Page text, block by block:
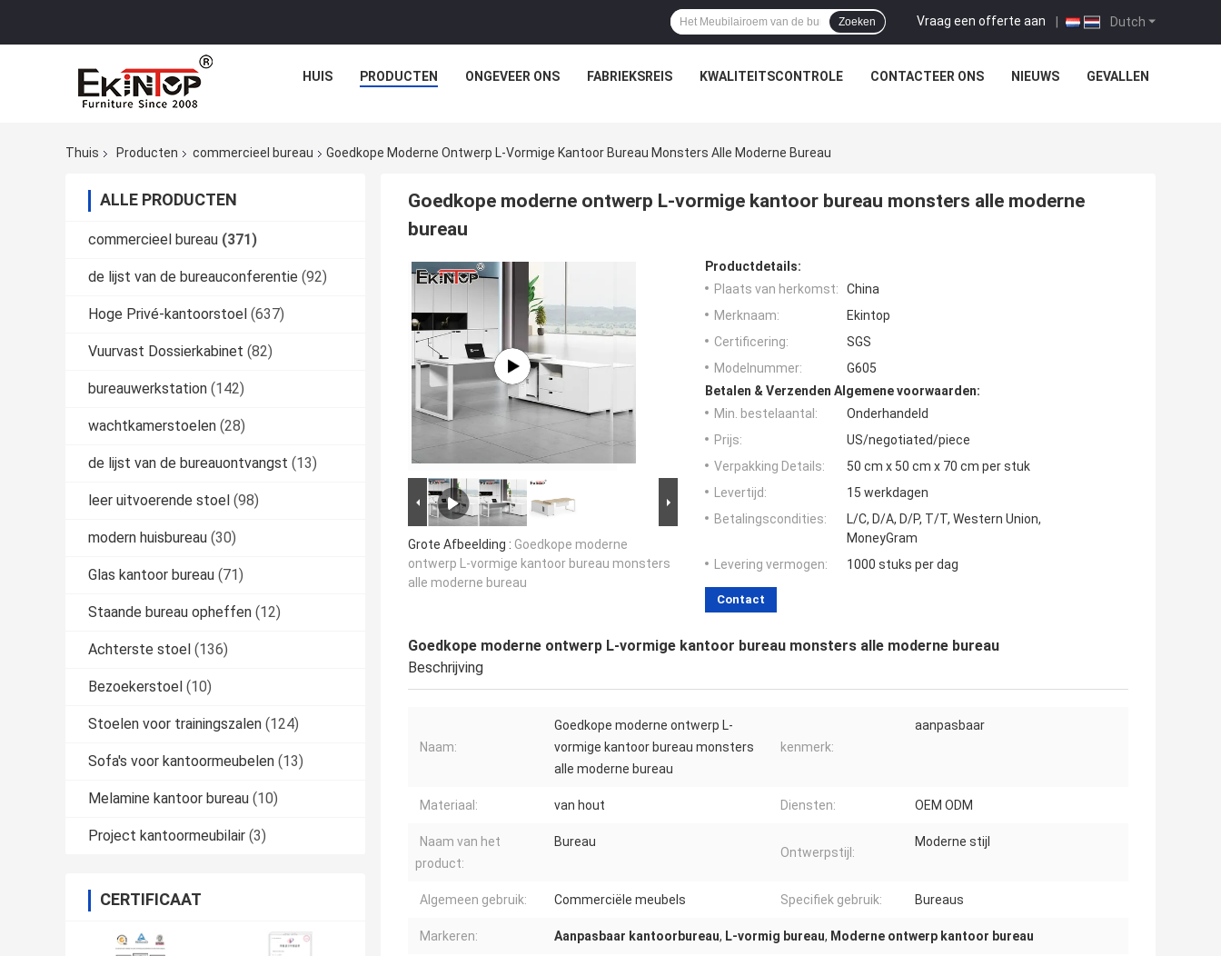
Dutch
Vraag een offerte aan |
Zoeken
HUIS PRODUCTEN ONGEVEER ONS FABRIEKSREIS KWALITEITSCONTROLE CONTACTEER ONS NIEUWS GEVALLEN
Thuis Producten commercieel bureau Goedkope Moderne Ontwerp L-Vormige Kantoor Bureau Monsters Alle Moderne Bureau
ALLE PRODUCTEN
commercieel bureau (371)
de lijst van de bureauconferentie (92)
Hoge Privé-kantoorstoel (637)
Vuurvast Dossierkabinet (82)
bureauwerkstation (142)
wachtkamerstoelen (28)
de lijst van de bureauontvangst (13)
leer uitvoerende stoel (98)
modern huisbureau (30)
Glas kantoor bureau (71)
Staande bureau opheffen (12)
Achterste stoel (136)
Bezoekerstoel (10)
Stoelen voor trainingszalen (124)
Sofa's voor kantoormeubelen (13)
Melamine kantoor bureau (10)
Project kantoormeubilair (3)
CERTIFICAAT
Goedkope moderne ontwerp L-vormige kantoor bureau monsters alle moderne
bureau
Grote Afbeelding : Goedkope moderne
ontwerp L-vormige kantoor bureau monsters
alle moderne bureau
Productdetails:
Plaats van herkomst:
China
Merknaam:
Ekintop
Certificering:
SGS
Modelnummer:
G605
Betalen & Verzenden Algemene voorwaarden:
Min. bestelaantal:
Onderhandeld
Prijs:
US/negotiated/piece
Verpakking Details:
50 cm x 50 cm x 70 cm per stuk
Levertijd:
15 werkdagen
Betalingscondities:
L/C, D/A, D/P, T/T, Western Union,
MoneyGram
Levering vermogen:
1000 stuks per dag
Contact
Goedkope moderne ontwerp L-vormige kantoor bureau monsters alle moderne bureau
Beschrijving
Naam:
Goedkope moderne ontwerp L-
vormige kantoor bureau monsters
alle moderne bureau
kenmerk:
aanpasbaar
Materiaal: van hout Diensten: OEM ODM
Naam van het
product:
Bureau
Ontwerpstijl:
Moderne stijl
Algemeen gebruik: Commerciële meubels Specifiek gebruik: Bureaus
Markeren: Aanpasbaar kantoorbureau, L-vormig bureau, Moderne ontwerp kantoor bureau